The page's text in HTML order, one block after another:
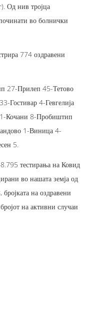
Од нив тројца
во болнички
774 оздравени
27-Прилеп 45-Тетово
Гостивар 4-Гевгелија
Кочани 8-Пробиштип
1-Виница 4-
5.
тестирања на Ковид
во нашата земја од
на оздравени
на активни случаи